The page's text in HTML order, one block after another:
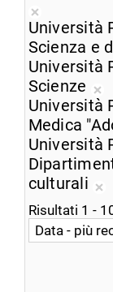
Rimuovi
dalla
ricerca
corrente
Università
Scienza e
Università
Scienze
Università
Medica
Università
culturali
Risultati 1 -